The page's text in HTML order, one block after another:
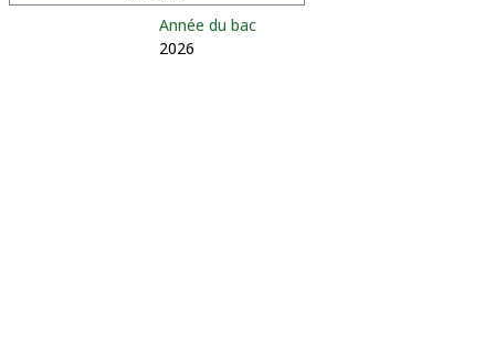
Année du bac
2026